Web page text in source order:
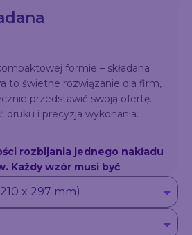
formie – składana
to świetne rozwiązanie dla firm,
przedstawić swoją ofertę.
druku i precyzja wykonania.
rozbijania jednego nakładu
Każdy wzór musi być
osobne zamówienie –
sztuk.
zamówić łącznie 100
wzorach (np. 50 sztuk
x 297 mm)